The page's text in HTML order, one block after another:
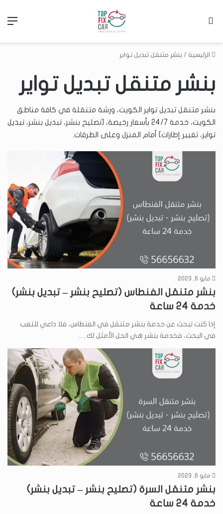
الرئيسية / بنشر متنقل تبديل تواير
بنشر متنقل تبديل تواير
بنشر متنقل تبديل تواير الكويت، ورشة متنقلة في كافة مناطق
الكويت، خدمة 24/7 بأسعار رخيصة، [تصليح بنشر، تبديل بنشر، تبديل
تواير، تغيير إطارات] أمام المنزل وعلى الطرقات.
مايو 6, 2023
بنشر متنقل الفنطاس (تصليح بنشر – تبديل بنشر)
خدمة 24 ساعة
إذا كنت تبحث عن خدمة بنشر متنقل في الفنطاس، فلا داعي للتعب
في البحث، فخدمة بنشر هي الحل الأمثل لك.…
مايو 6, 2023
بنشر متنقل السرة (تصليح بنشر – تبديل بنشر)
خدمة 24 ساعة